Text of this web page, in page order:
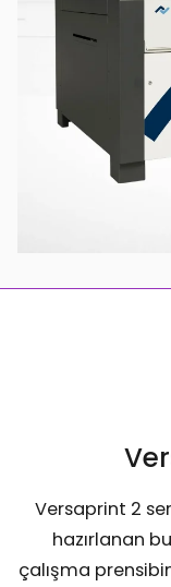
Versaprint 2
hazırlanan
çalışma